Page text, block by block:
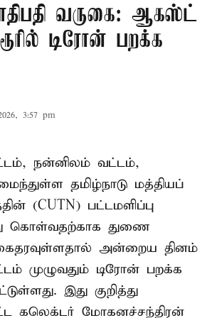
வருகை: ஆகஸ்ட்
டிரோன் பறக்க
3:57 pm
நன்னிலம் வட்டம்,
தமிழ்நாடு மத்தியப்
(CUTN) பட்டமளிப்பு
கொள்வதற்காக துணை
அன்றைய தினம்
முழுவதும் டிரோன் பறக்க
இது குறித்து
கலெக்டர் மோகனச்சந்திரன்